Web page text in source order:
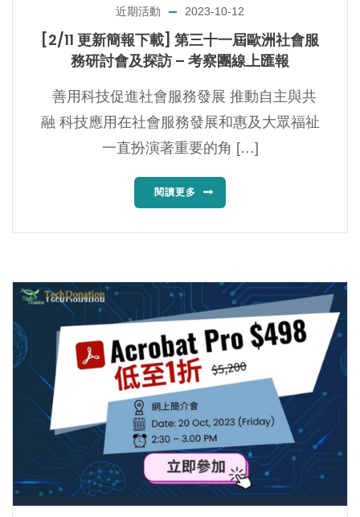
近期活動 2023-10-12
[2/11 更新簡報下載] 第三十一屆歐洲社會服
務研討會及探訪 – 考察團線上匯報
善用科技促進社會服務發展 推動自主與共
融 科技應用在社會服務發展和惠及大眾福祉
一直扮演著重要的角 […]
閱讀更多